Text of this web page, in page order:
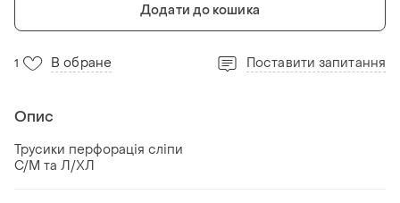
Додати до кошика
1 В обране Поставити запитання
Опис
Трусики перфорація сліпи
С/М та Л/ХЛ